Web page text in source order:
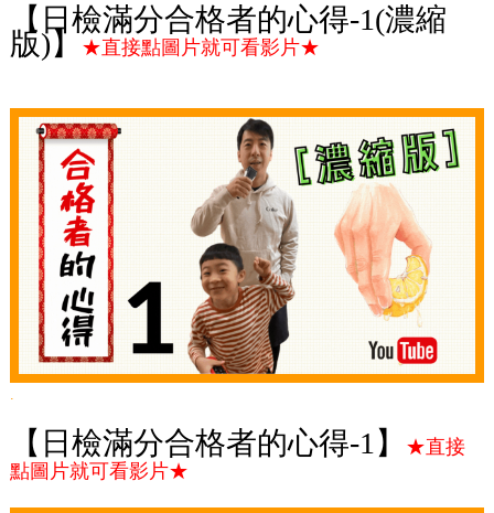
【日檢滿分合格者的心得-1(濃縮
版)】★直接點圖片就可看影片★
【日檢滿分合格者的心得-1】
★直接
點圖片就可看影片★